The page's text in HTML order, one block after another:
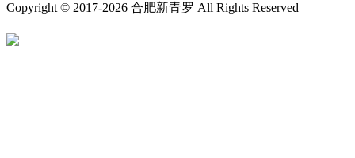
Copyright © 2017-2026 合肥新青罗 All Rights Reserved